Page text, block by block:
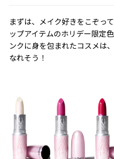
まずは、メイク好きをこぞっ
ップアイテムのホリデー限定
ンクに身を包まれたコスメは
なれそう！